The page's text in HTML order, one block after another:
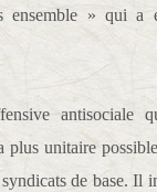
» qui a
antisociale
unitaire
de base. Il